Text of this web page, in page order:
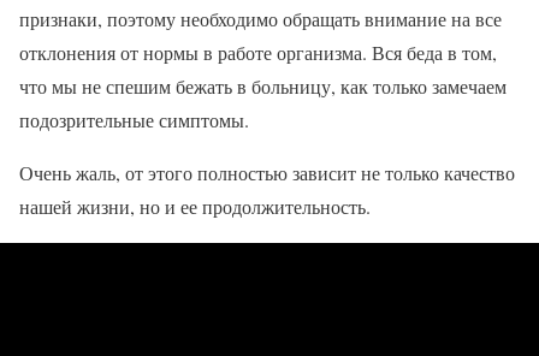
признаки, поэтому необходимо обращать внимание на все
отклонения от нормы в работе организма. Вся беда в том,
что мы не спешим бежать в больницу, как только замечаем
подозрительные симптомы.
Очень жаль, от этого полностью зависит не только качество
нашей жизни, но и ее продолжительность.